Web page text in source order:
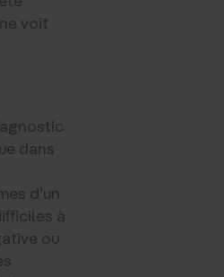
voit
dans
d’un
à
ou